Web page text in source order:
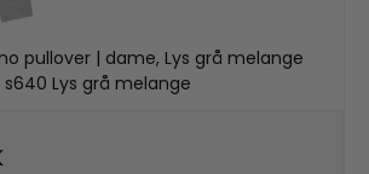
pullover | dame, Lys grå melange
s640 Lys grå melange